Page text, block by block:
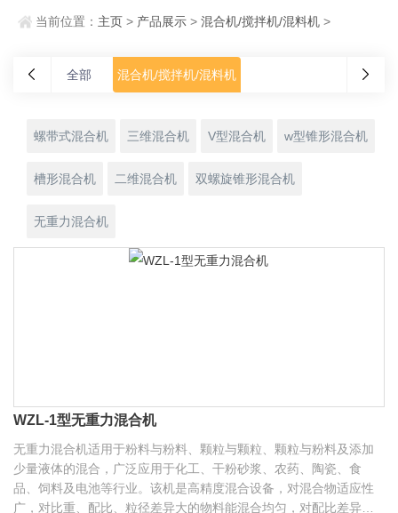
当前位置： 主页 > 产品展示 >混合机/搅拌机/混料机 >
全部 混合机/搅拌机/混料机
螺带式混合机 三维混合机 V型混合机 w型锥形混合机
槽形混合机 二维混合机 双螺旋锥形混合机
无重力混合机
WZL-1型无重力混合机
无重力混合机适用于粉料与粉料、颗粒与颗粒、颗粒与粉料及添加
少量液体的混合，广泛应用于化工、干粉砂浆、农药、陶瓷、食
品、饲料及电池等行业。该机是高精度混合设备，对混合物适应性
广，对比重、配比、粒径差异大的物料能混合均匀，对配比差异达